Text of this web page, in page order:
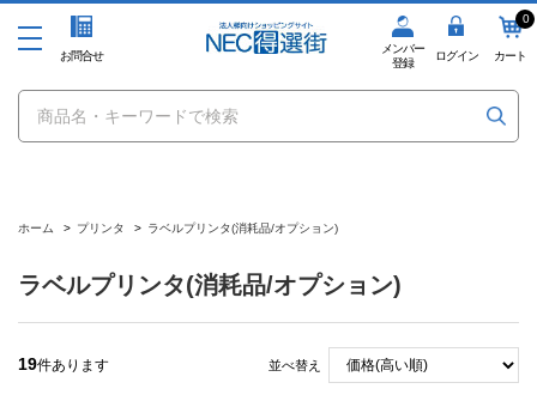
お問合せ
メンバー
登録
ログイン
0
カート
ホーム > プリンタ > ラベルプリンタ(消耗品/オプション)
ラベルプリンタ(消耗品/オプション)
19件あります 並べ替え